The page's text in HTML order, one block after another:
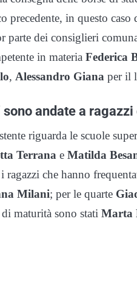
precedente, in questo
parte dei consiglieri
in materia Federica
, Alessandro Giana per il
sono andate a
riguarda le scuole
Terrana e Matilda
ragazzi che hanno
Milani; per le quarte
maturità sono stati Marta